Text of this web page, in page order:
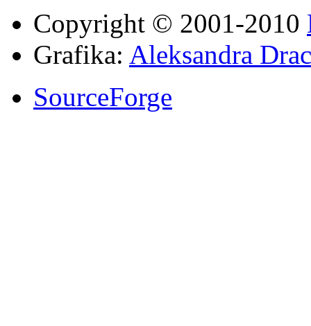
Copyright © 2001-2010
Grafika: Aleksandra
SourceForge